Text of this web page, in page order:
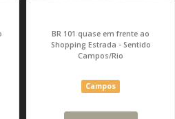
BR 101 quase em frente ao
Shopping Estrada - Sentido
Campos/Rio
Campos